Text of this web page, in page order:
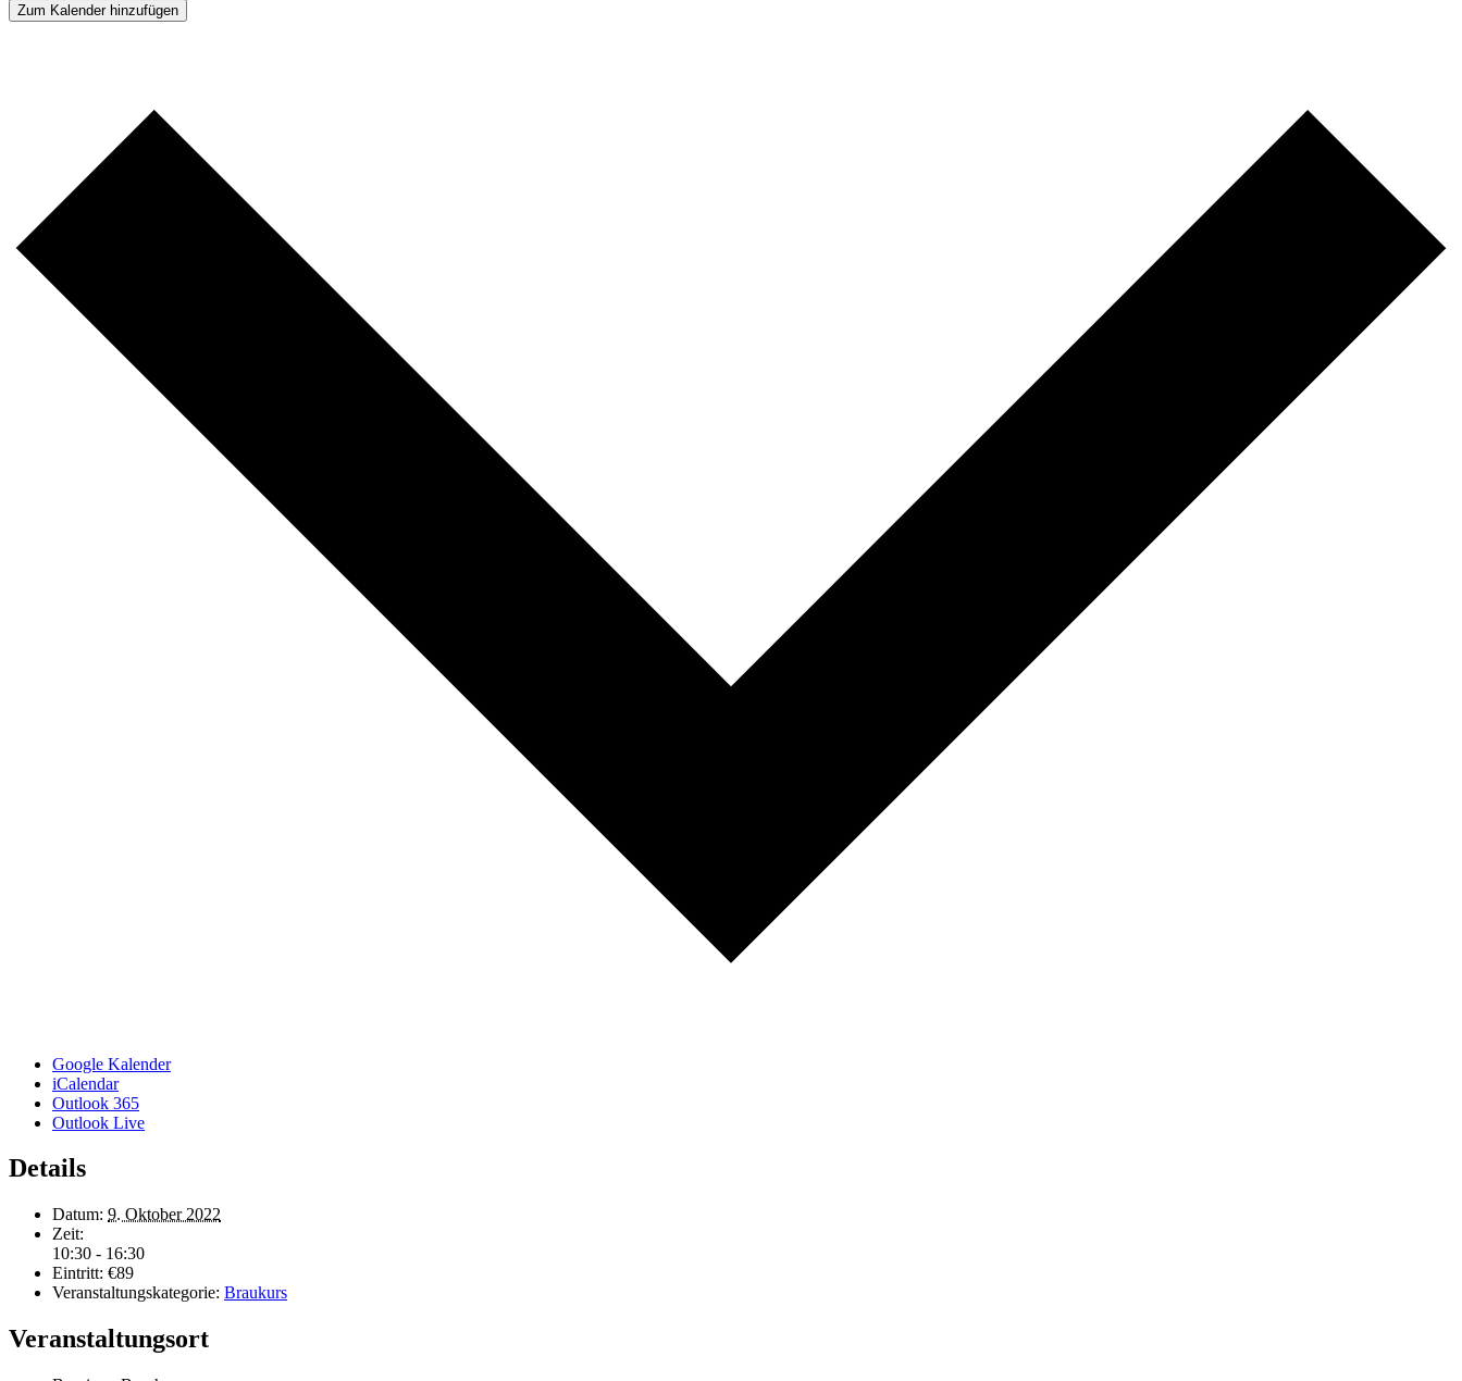
Zum Kalender hinzufügen
Google Kalender
iCalendar
Outlook 365
Outlook Live
Details
Datum: 9. Oktober 2022
Zeit:
10:30 - 16:30
Eintritt: €89
Veranstaltungskategorie: Braukurs
Veranstaltungsort